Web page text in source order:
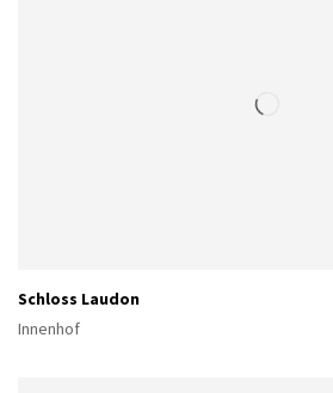
Schloss Laudon
Innenhof